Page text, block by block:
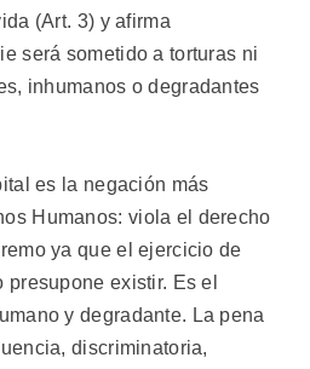
(Art. 3) y afirma
será sometido a torturas ni
inhumanos o degradantes
es la negación más
Humanos: viola el derecho
ya que el ejercicio de
existir. Es el
y degradante. La pena
discriminatoria,